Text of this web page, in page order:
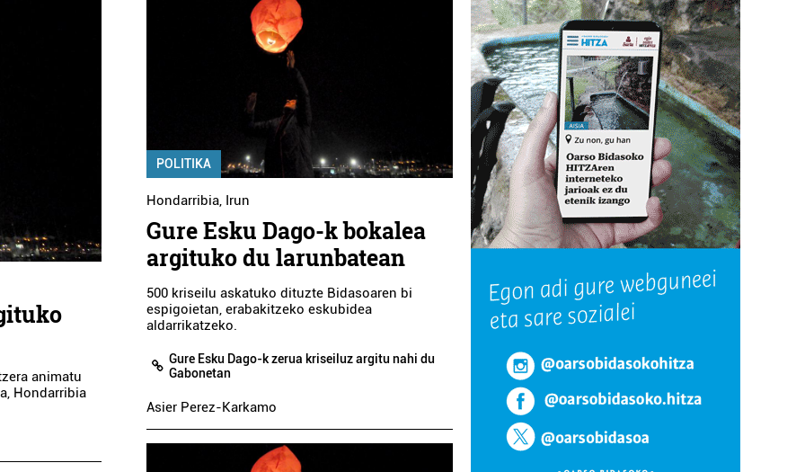
animatu
Hondarribia
POLITIKA
Hondarribia, Irun
Gure Esku Dago-k bokalea
argituko du larunbatean
500 kriseilu askatuko dituzte Bidasoaren bi
espigoietan, erabakitzeko eskubidea
aldarrikatzeko.
Gure Esku Dago-k zerua kriseiluz argitu nahi du
Gabonetan
Asier Perez-Karkamo